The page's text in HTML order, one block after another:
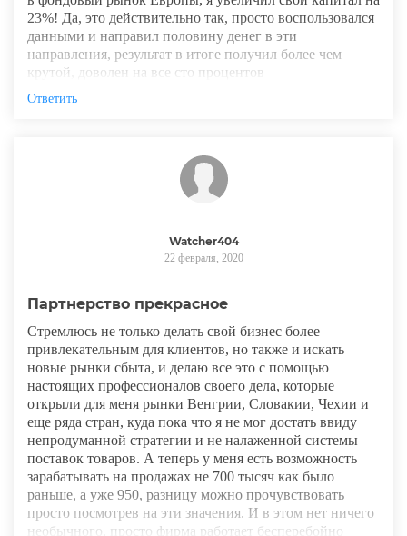
23%! Да, это действительно так, просто воспользовался
данными и направил половину денег в эти
направления, результат в итоге получил более чем
крутой, доволен на все сто процентов
Ответить
Watcher404
22 февраля, 2020
Партнерство прекрасное
Стремлюсь не только делать свой бизнес более
привлекательным для клиентов, но также и искать
новые рынки сбыта, и делаю все это с помощью
настоящих профессионалов своего дела, которые
открыли для меня рынки Венгрии, Словакии, Чехии и
еще ряда стран, куда пока что я не мог достать ввиду
непродуманной стратегии и не налаженной системы
поставок товаров. А теперь у меня есть возможность
зарабатывать на продажах не 700 тысяч как было
раньше, а уже 950, разницу можно прочувствовать
просто посмотрев на эти значения. И в этом нет ничего
необычного, просто фирма работает бесперебойно